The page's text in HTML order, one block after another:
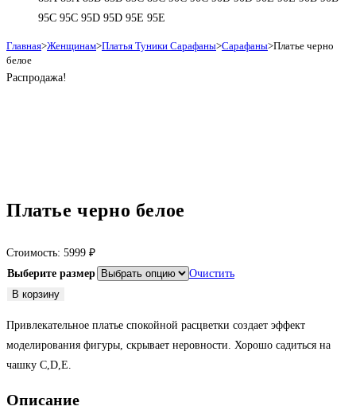
95C 95C 95D 95D 95E 95E
Главная>Женщинам>Платья Туники Сарафаны>Сарафаны>Платье черно
белое
Распродажа!
Платье черно белое
Стоимость: 5999 ₽
Выберите размер
Очистить
Количество
Платье
черно
белое
В корзину
Привлекательное платье спокойной расцветки создает эффект
моделирования фигуры, скрывает неровности. Хорошо садиться на
чашку С,D,Е.
Описание